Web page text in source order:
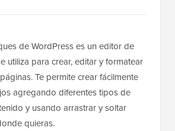
de WordPress es un editor de
utiliza para crear, editar y formatear
Te permite crear fácilmente
agregando diferentes tipos de
y usando arrastrar y soltar
quieras.